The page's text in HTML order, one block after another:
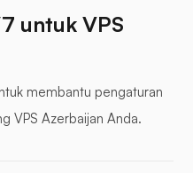
untuk VPS
membantu pengaturan
VPS Azerbaijan Anda.